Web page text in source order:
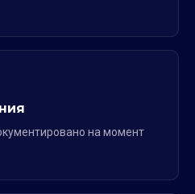
на момент